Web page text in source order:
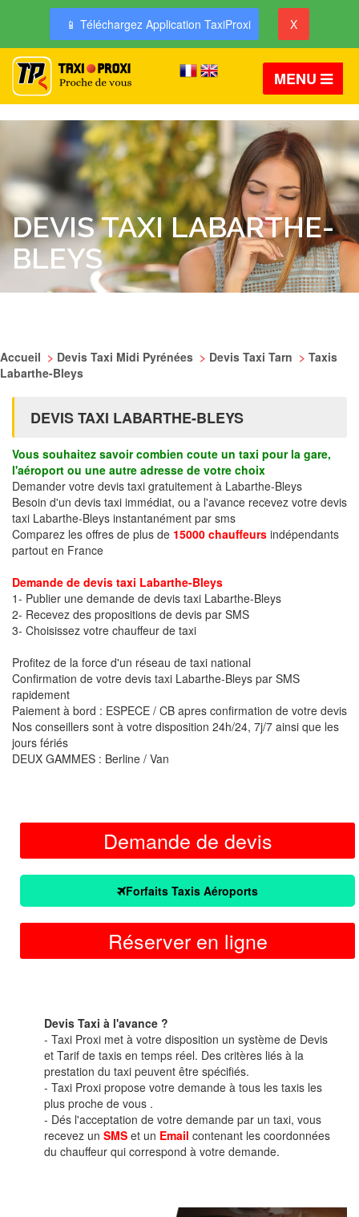
📱 Téléchargez Application TaxiProxi X
MENU
DEVIS TAXI LABARTHE-
BLEYS
Accueil > Devis Taxi Midi Pyrénées > Devis Taxi Tarn > Taxis
Labarthe-Bleys
DEVIS TAXI LABARTHE-BLEYS
Vous souhaitez savoir combien coute un taxi pour la gare,
l'aéroport ou une autre adresse de votre choix
Demander votre devis taxi gratuitement à Labarthe-Bleys
Besoin d'un devis taxi immédiat, ou a l'avance recevez votre devis
taxi Labarthe-Bleys instantanément par sms
Comparez les offres de plus de 15000 chauffeurs indépendants
partout en France
Demande de devis taxi Labarthe-Bleys
1- Publier une demande de devis taxi Labarthe-Bleys
2- Recevez des propositions de devis par SMS
3- Choisissez votre chauffeur de taxi
Profitez de la force d'un réseau de taxi national
Confirmation de votre devis taxi Labarthe-Bleys par SMS
rapidement
Paiement à bord : ESPECE / CB apres confirmation de votre devis
Nos conseillers sont à votre disposition 24h/24, 7j/7 ainsi que les
jours fériés
DEUX GAMMES : Berline / Van
Demande de devis
Forfaits Taxis Aéroports
Réserver en ligne
Devis Taxi à l'avance ?
- Taxi Proxi met à votre disposition un système de Devis
et Tarif de taxis en temps réel. Des critères liés à la
prestation du taxi peuvent être spécifiés.
- Taxi Proxi propose votre demande à tous les taxis les
plus proche de vous .
- Dés l'acceptation de votre demande par un taxi, vous
recevez un SMS et un Email contenant les coordonnées
du chauffeur qui correspond à votre demande.